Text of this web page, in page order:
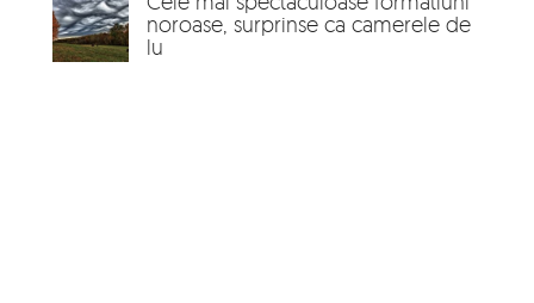
noroase, surprinse ca camerele de
lu